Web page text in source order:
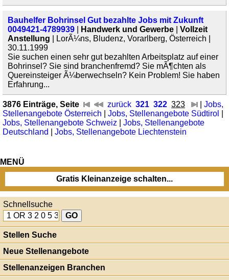
Bauhelfer Bohrinsel Gut bezahlte Jobs mit Zukunft
0049421-4789939
Handwerk und Gewerbe
Vollzeit
Anstellung | LorÃ¼ns, Bludenz, Vorarlberg, Österreich |
30.11.1999
Sie suchen einen sehr gut bezahlten Arbeitsplatz auf einer
Bohrinsel? Sie sind branchenfremd? Sie mÃ¶chten als
Quereinsteiger Ã¼berwechseln? Kein Problem! Sie haben
Erfahrung...
3876 Einträge, Seite zurück 321 322 323
Jobs,
Stellenangebote Österreich
Jobs, Stellenangebote Südtirol
Jobs, Stellenangebote Schweiz
Jobs, Stellenangebote
Deutschland
Jobs, Stellenangebote Liechtenstein
MENÜ
Gratis Kleinanzeige schalten...
Schnellsuche
Stellen Suche
Neue Stellenangebote
Stellenanzeigen Branchen